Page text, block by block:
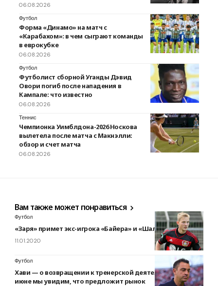
06.08.2026
Футбол
Форма «Динамо» на матч с
«Карабахом»: в чем сыграют команды
в еврокубке
06.08.2026
Футбол
Футболист сборной Уганды Дэвид
Овори погиб после нападения в
Кампале: что известно
06.08.2026
Теннис
Чемпионка Уимблдона-2026 Носкова
вылетела после матча с Макнэлли:
обзор и счет матча
06.08.2026
Вам также может понравиться
Футбол
«Заря» примет экс-игрока «Байера» и «Шальке»
11.01.2020
Футбол
Хави — о возвращении к тренерской деятельности: В
июне мы увидим, что предложит рынок